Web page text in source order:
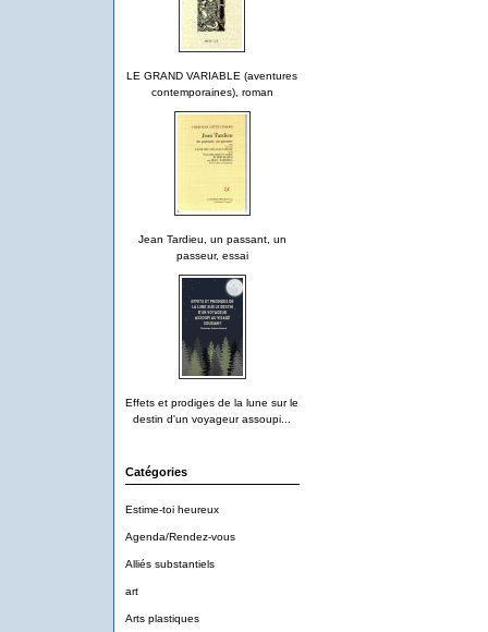
LE GRAND VARIABLE (aventures
contemporaines), roman
Jean Tardieu, un passant, un
passeur, essai
Effets et prodiges de la lune sur le
destin d'un voyageur assoupi...
Catégories
Estime-toi heureux
Agenda/Rendez-vous
Alliés substantiels
art
Arts plastiques